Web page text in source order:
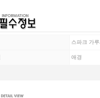
스파크 가
애경